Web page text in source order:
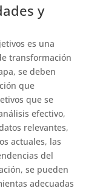
y
es una
transformación
se deben
que
que se
efectivo,
relevantes,
actuales, las
del
se pueden
adecuadas